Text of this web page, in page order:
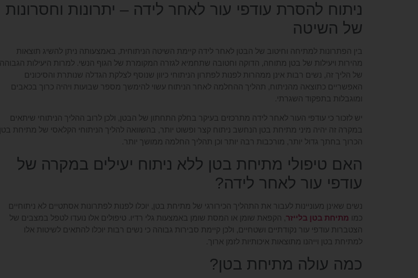
ניתוח להסרת עודפי עור לאחר לידה – יתרונות וחסרונות
של השיטה
בין הפתרונות למתיחה וחיטוב של הבטן לאחר לידה קיימת השיטה הניתוחית, באמצעותה ניתן להשיג תוצאות
מהירות ויעילות של בטן מתוחה, הדוקה וחטובה שתחמיא לגזרה המקומרת של הגוף הנשי. למרות היעילות הגבוהה
של הליך זה, נשים רבות אינן ממהרות לפנות לפתרון הניתוחי כיוון שנוסף לצלקת הגדלה שנותרת והסיכונים
האפשריים כתוצאה מהניתוח, תהליך ההחלמה לאחר הניתוח עשוי להימשך מספר שבועות ויהיה כרוך בכאבים
ומוגבלות בתפקוד השגרתי.
יש לזכור כי עודפי העור לאחר לידה מתרכזים בעיקר בחלק התחתון של הבטן, ולכן לרוב ההליך הניתוחי שיתאים
במקרה זה יהיה מיני מתיחת בטן הנחשב ניתוח קצר ופשוט יותר, בהשוואה להליך הניתוחי הקלאסי של מתיחת בטן
הכרוך בחתך גדול יותר, מורכבות רבה יותר וכן תהליך החלמה ממושך יותר.
האם טיפולי מתיחת בטן ללא ניתוח יעילים במקרה של
עודפי עור לאחר לידה?
נשים שאינן מעוניינות לעבור את התהליך הכירורגי של מתיחת בטן, יוכלו לפנות לפתרונות אסתטיים לא ניתוחיים
כמו
מתיחת בטן בלייזר, הקפאת שומן או המסת שומן באמצעות גלי רדיו. טיפולים אלו נועדו לטפל במצבים של
הצטברות עודפי עור נקודתיים ושטחיים, ולכן קיימת סבירות גבוהה כי נשים רבות יוכלו להתאים לשיטות אלו
למתיחת בטן וייהנו מתוצאות איכותיות לזמן ארוך.
כמה עולה מתיחת בטן?